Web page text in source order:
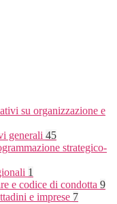
su organizzazione e
generali 45
strategico-
1
e codice di condotta 9
e imprese 7